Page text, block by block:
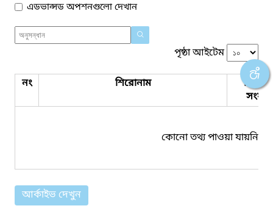
এডভান্সড অপশনগুলো দেখান
পৃষ্ঠা আইটেম
নং শিরোনাম
কোনো তথ্য পাওয়া যায়নি।
আর্কাইভ দেখুন